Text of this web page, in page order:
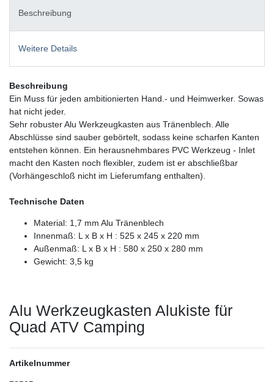
Beschreibung
Weitere Details
Beschreibung
Ein Muss für jeden ambitionierten Hand.- und Heimwerker. Sowas
hat nicht jeder.
Sehr robuster Alu Werkzeugkasten aus Tränenblech. Alle
Abschlüsse sind sauber gebörtelt, sodass keine scharfen Kanten
entstehen können. Ein herausnehmbares PVC Werkzeug - Inlet
macht den Kasten noch flexibler, zudem ist er abschließbar
(Vorhängeschloß nicht im Lieferumfang enthalten).
Technische Daten
Material: 1,7 mm Alu Tränenblech
Innenmaß: L x B x H : 525 x 245 x 220 mm
Außenmaß: L x B x H : 580 x 250 x 280 mm
Gewicht: 3,5 kg
Alu Werkzeugkasten Alukiste für
Quad ATV Camping
Artikelnummer